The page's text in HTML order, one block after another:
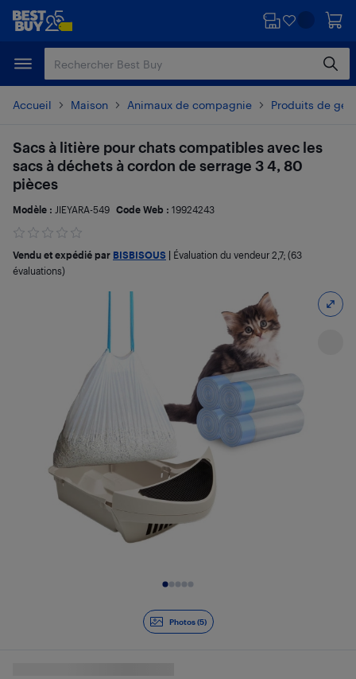
Passer
principal
Passer
Accueil Maison Animaux de compagnie Produits de
Photos (5)
Sacs à litière pour chats compatibles avec les
sacs à déchets à cordon de serrage 3 4, 80
pièces
Modèle : JIEYARA-549 Code Web : 19924243
Vendu et expédié par BISBISOUS Évaluation du vendeur 2,7; (63
évaluations)